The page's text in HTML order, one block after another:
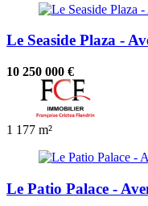
Le Seaside Plaza -
10 250 000 €
1 177 m²
Le Patio Palace -